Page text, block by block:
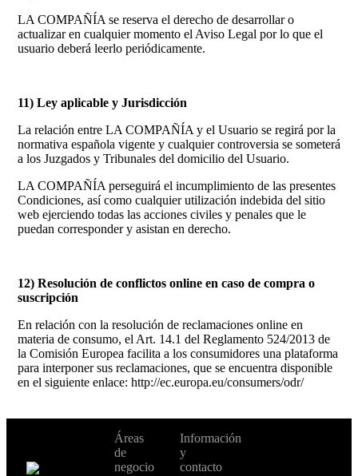
LA COMPAÑÍA se reserva el derecho de desarrollar o
actualizar en cualquier momento el Aviso Legal por lo que el
usuario deberá leerlo periódicamente.
11) Ley aplicable y Jurisdicción
La relación entre LA COMPAÑÍA y el Usuario se regirá por la
normativa española vigente y cualquier controversia se someterá
a los Juzgados y Tribunales del domicilio del Usuario.
LA COMPAÑÍA perseguirá el incumplimiento de las presentes
Condiciones, así como cualquier utilización indebida del sitio
web ejerciendo todas las acciones civiles y penales que le
puedan corresponder y asistan en derecho.
12) Resolución de conflictos online en caso de compra o
suscripción
En relación con la resolución de reclamaciones online en
materia de consumo, el Art. 14.1 del Reglamento 524/2013 de
la Comisión Europea facilita a los consumidores una plataforma
para interponer sus reclamaciones, que se encuentra disponible
en el siguiente enlace: http://ec.europa.eu/consumers/odr/
Áreas
de
negocio
Información
y
contacto